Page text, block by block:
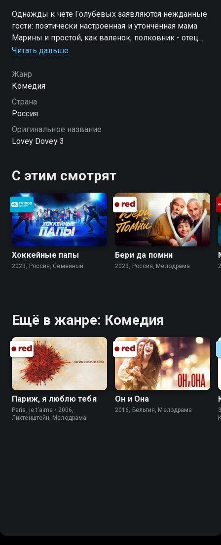
Однажды к чете Голубевых заявляются нежданные
гости: поэтически настроенная и утончённая мама
Марины и простой, как валенок, полковник - отец
Андрея. И неизвестно, как все ужились бы под
профессор Коган
Читать дальше
Жанр
Комедия
Страна
Россия
Оригинальное название
Lovey Dovey 3
С этим смотрят
Хоккейные папы
2023, Россия, Cемейный
Бери да помни
2023, Россия, Мелодрама
Ещё в жанре: Комедия
Париж, я люблю тебя
Paris, je t'aime • 2006,
Лихтенштейн, Мелодрама
Он и Она
2016, Бельгия, Мелодрама